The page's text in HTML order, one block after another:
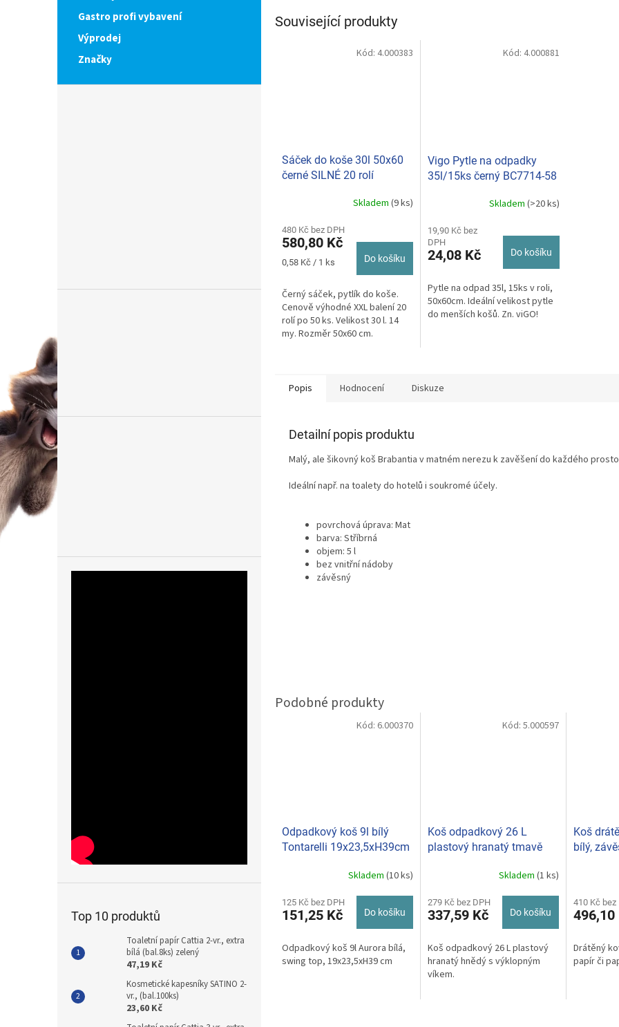
Gastro profi vybavení
Výprodej
Značky
Top 10 produktů
Toaletní papír Cattia 2-vr., extra
bílá (bal.8ks) zelený
47,19 Kč
Kosmetické kapesníky SATINO 2-
vr., (bal.100ks)
23,60 Kč
Související produkty
Sáček do koše 30l 50x60
černé SILNÉ 20 rolí
Skladem (9 ks)
480 Kč bez DPH
580,80 Kč
Měrná
0,58 Kč / 1 ks Do košíku
Černý sáček, pytlík do koše.
Cenově výhodné XXL balení 20
rolí po 50 ks. Velikost 30 l. 14
my. Rozměr 50x60 cm.
Kód: 4.000383
Vigo Pytle na odpadky
35l/15ks černý BC7714-58
Skladem (>20 ks)
19,90 Kč bez
DPH
24,08 Kč Do košíku
Pytle na odpad 35l, 15ks v roli,
50x60cm. Ideální velikost pytle
do menších košů. Zn. viGO!
Kód: 4.000881
Popis Hodnocení Diskuze
Detailní popis produktu
Malý, ale šikovný koš Brabantia v matném nerezu k zavěšení do každého
Ideální např. na toalety do hotelů i soukromé účely.
povrchová úprava: Mat
barva: Stříbrná
objem: 5 l
bez vnitřní nádoby
závěsný
Odpadkový koš 9l bílý
Tontarelli 19x23,5xH39cm
Skladem (10 ks)
125 Kč bez DPH
151,25 Kč Do košíku
Odpadkový koš 9l Aurora bílá,
swing top, 19x23,5xH39 cm
Kód: 6.000370
Koš odpadkový 26 L
plastový hranatý tmavě
Skladem (1 ks)
279 Kč bez DPH
337,59 Kč Do košíku
Koš odpadkový 26 L plastový
hranatý hnědý s výklopným
víkem.
Kód: 5.000597
Koš
bílý,
produktu
je
z
5
hvězdiček.
410 Kč bez
496,10
Drátěný
papír či